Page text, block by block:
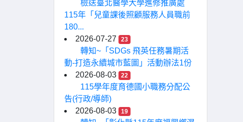
檢送臺北醫學大學進修推廣處
115年「兒童課後照顧服務人員職前
180...
2026-07-27
23
轉知~「SDGs 飛英任務暑期活
動-打造永續城市藍圖」活動辦法1份
2026-08-03
22
115學年度育德國小職務分配公
告(行政/導師)
2026-08-03
19